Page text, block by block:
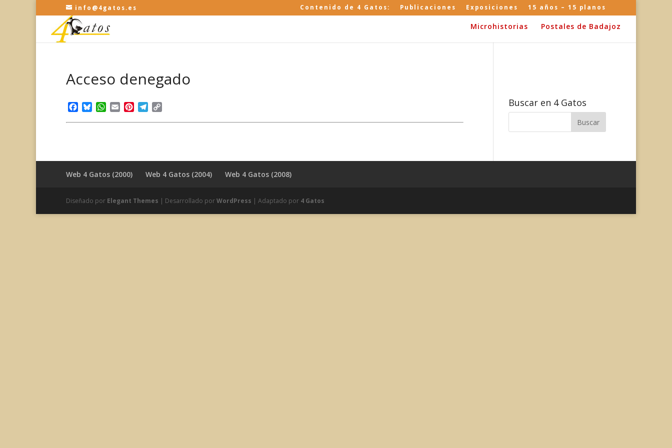
info@4gatos.es Contenido de 4 Gatos: Publicaciones Exposiciones 15 años – 15 planos
Microhistorias Postales de Badajoz
Acceso denegado
Facebook
BlueskyWhatsApp
EmailPinterestTelegram Buscar en 4 Gatos
Web 4 Gatos (2000) Web 4 Gatos (2004) Web 4 Gatos (2008)
Diseñado por Elegant Themes | Desarrollado porWordPress | Adaptado por 4 Gatos